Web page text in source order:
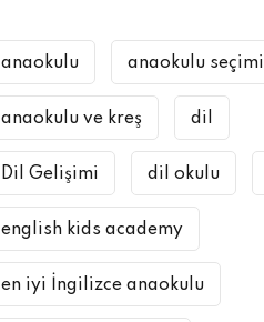
anaokulu anaokulu seçimi
anaokulu ve kreş dil
Dil Gelişimi dil okulu
english kids academy
en iyi İngilizce anaokulu